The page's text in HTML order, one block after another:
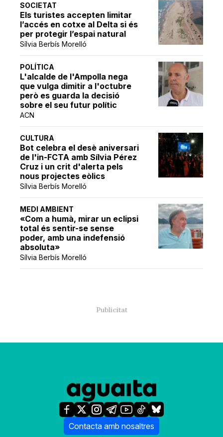
SOCIETAT
Els turistes accepten limitar
l’accés en cotxe al Delta si és
per protegir l’espai natural
Sílvia Berbís Morelló
POLÍTICA
L'alcalde de l'Ampolla nega
que vulga dimitir a l'octubre
però es guarda la decisió
sobre el seu futur polític
ACN
CULTURA
Bot celebra el desè aniversari
de l'in-FCTA amb Sílvia Pérez
Cruz i un crit d'alerta pels
nous projectes eòlics
Sílvia Berbís Morelló
MEDI AMBIENT
«Com a humà, mirar un eclipsi
total és sentir-se sense
poder, amb una indefensió
absoluta»
Sílvia Berbís Morelló
Contacta amb nosaltres